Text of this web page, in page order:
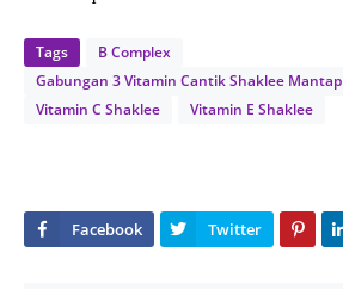
Tags
B Complex
Gabungan 3 Vitamin Cantik Shaklee Mantap
Vitamin C Shaklee
Vitamin E Shaklee